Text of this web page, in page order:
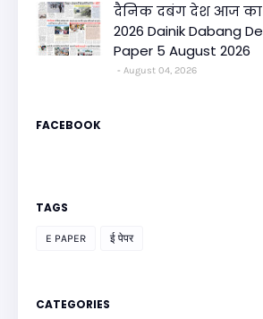
दैनिक दबंग देश आज का
2026 Dainik Dabang
Paper 5 August 2026
August 04, 2026
FACEBOOK
TAGS
E PAPER ई पेपर
CATEGORIES